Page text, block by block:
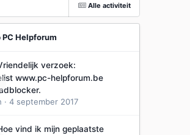
Alle activiteit
Helpforum
verzoek:
www.pc-helpforum.be
· 4 september 2017
vind ik mijn geplaatste